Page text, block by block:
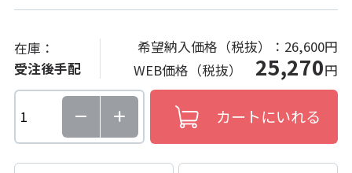
在庫：
受注後手配
希望納入価格（税抜）： 26,600円
WEB価格（税抜） 25,270円